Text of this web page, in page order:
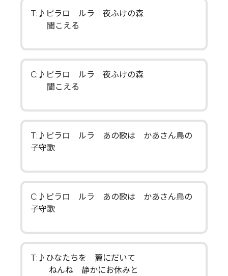
T:♪ピラロ ルラ 夜ふけの森
聞こえる
C:♪ピラロ ルラ 夜ふけの森
聞こえる
T:♪ピラロ ルラ あの歌は かあさん鳥の
子守歌
C:♪ピラロ ルラ あの歌は かあさん鳥の
子守歌
T:♪ひなたちを 翼にだいて
ねんね 静かにお休みと